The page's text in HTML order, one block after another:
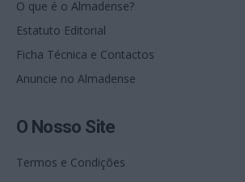
O que é o Almadense?
Estatuto Editorial
Ficha Técnica e Contactos
Anuncie no Almadense
O Nosso Site
Termos e Condições